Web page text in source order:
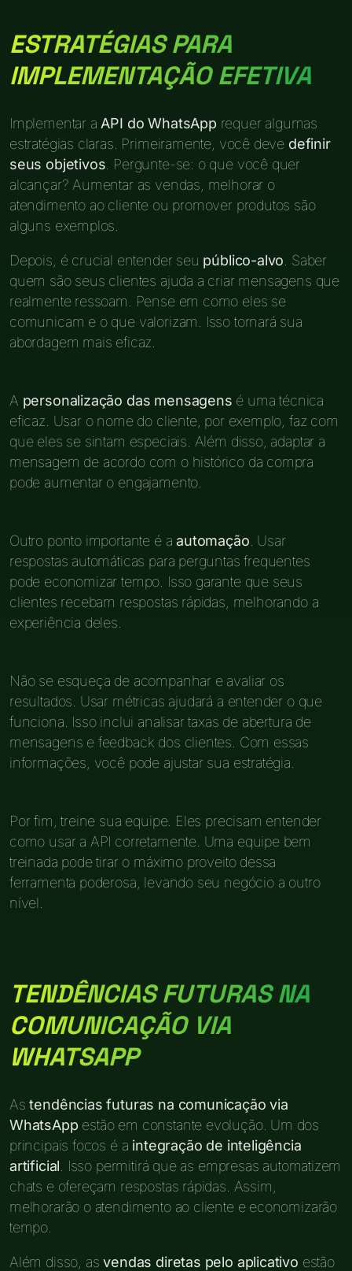
ESTRATÉGIAS PARA
IMPLEMENTAÇÃO EFETIVA
Implementar a API do WhatsApp requer algumas
estratégias claras. Primeiramente, você deve definir
seus objetivos . Pergunte-se: o que você quer
alcançar? Aumentar as vendas, melhorar o
atendimento ao cliente ou promover produtos são
alguns exemplos.
Depois, é crucial entender seu público-alvo . Saber
quem são seus clientes ajuda a criar mensagens que
realmente ressoam. Pense em como eles se
comunicam e o que valorizam. Isso tornará sua
abordagem mais eficaz.
A personalização das mensagens é uma técnica
eficaz. Usar o nome do cliente, por exemplo, faz com
que eles se sintam especiais. Além disso, adaptar a
mensagem de acordo com o histórico da compra
pode aumentar o engajamento.
Outro ponto importante é aautomação . Usar
respostas automáticas para perguntas frequentes
pode economizar tempo. Isso garante que seus
clientes recebam respostas rápidas, melhorando a
experiência deles.
Não se esqueça de acompanhar e avaliar os
resultados. Usar métricas ajudará a entender o que
funciona. Isso inclui analisar taxas de abertura de
mensagens e feedback dos clientes. Com essas
informações, você pode ajustar sua estratégia.
Por fim, treine sua equipe. Eles precisam entender
como usar a API corretamente. Uma equipe bem
treinada pode tirar o máximo proveito dessa
ferramenta poderosa, levando seu negócio a outro
nível.
TENDÊNCIAS FUTURAS NA
COMUNICAÇÃO VIA
WHATSAPP
Astendências futuras na comunicação via
WhatsApp estão em constante evolução. Um dos
principais focos é a integração de inteligência
artificial . Isso permitirá que as empresas automatizem
chats e ofereçam respostas rápidas. Assim,
melhorarão o atendimento ao cliente e economizarão
tempo.
Além disso, asvendas diretas pelo aplicativo estão